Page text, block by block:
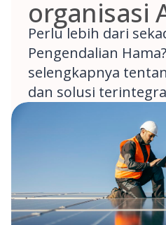
organisasi
Perlu lebih dari
Pengendalian
selengkapnya
dan solusi